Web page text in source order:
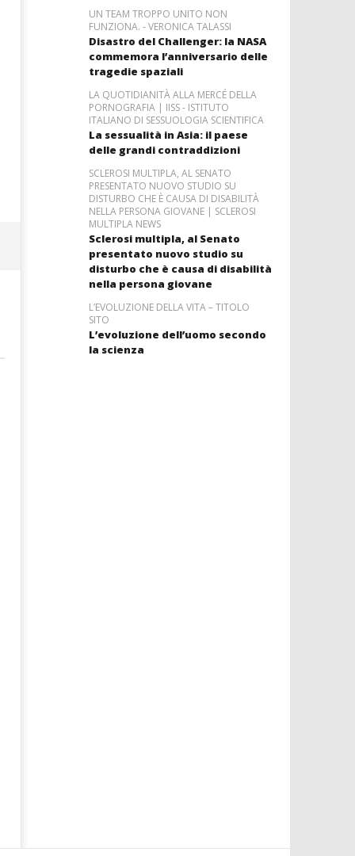
UN TEAM TROPPO UNITO NON
FUNZIONA. - VERONICA TALASSI
Disastro del Challenger: la NASA
commemora l’anniversario delle
tragedie spaziali
LA QUOTIDIANITÀ ALLA MERCÉ DELLA
PORNOGRAFIA | IISS - ISTITUTO
ITALIANO DI SESSUOLOGIA SCIENTIFICA
La sessualità in Asia: il paese
delle grandi contraddizioni
SCLEROSI MULTIPLA, AL SENATO
PRESENTATO NUOVO STUDIO SU
DISTURBO CHE È CAUSA DI DISABILITÀ
NELLA PERSONA GIOVANE | SCLEROSI
MULTIPLA NEWS
Sclerosi multipla, al Senato
presentato nuovo studio su
disturbo che è causa di disabilità
nella persona giovane
L’EVOLUZIONE DELLA VITA – TITOLO
SITO
L’evoluzione dell’uomo secondo
la scienza